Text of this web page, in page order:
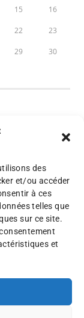
des
et/ou accéder
à ces
telles que
sur ce site.
et
15 16
22 23
29 30